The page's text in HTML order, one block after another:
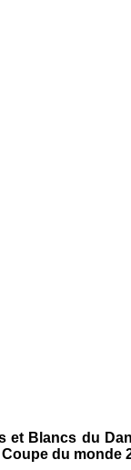
et Blancs du
du